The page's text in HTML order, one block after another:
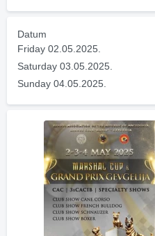
Datum
Friday 02.05.2025.
Saturday 03.05.2025.
Sunday 04.05.2025.